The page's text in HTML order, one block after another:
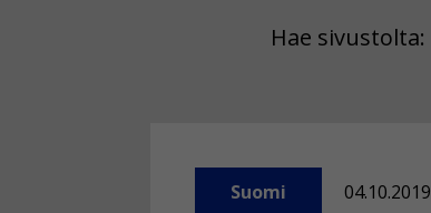
Hae sivustolta:
Suomi 04.10.2019